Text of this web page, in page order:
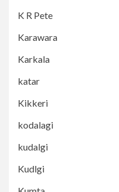
K R Pete
Karawara
Karkala
katar
Kikkeri
kodalagi
kudalgi
Kudlgi